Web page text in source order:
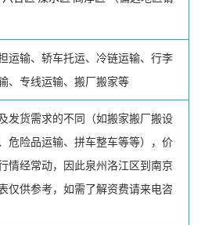
运输、轿车托运、冷链运输、行李
、专线运输、搬厂搬家等
发货需求的不同（如搬家搬厂搬设
危险品运输、拼车整车等等），价
情经常动，因此泉州洛江区到南京
仅供参考，如需了解资费请来电咨